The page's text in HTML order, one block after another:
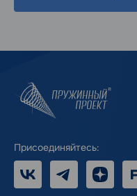
Присоединяйтесь:
Telegram